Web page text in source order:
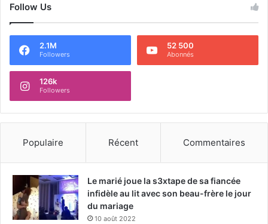
Follow Us
2.1M
Followers
52 500
Abonnés
126k
Followers
Populaire Récent Commentaires
Le marié joue la s3xtape de sa fiancée
infidèle au lit avec son beau-frère le jour
du mariage
10 août 2022